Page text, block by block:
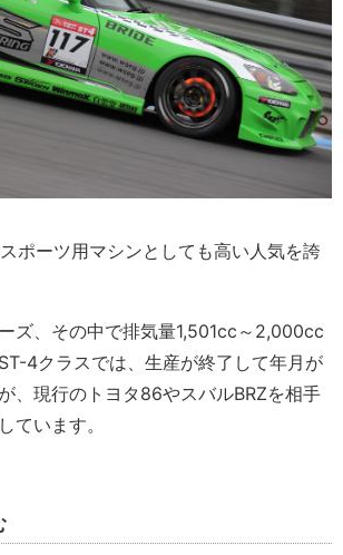
ポーツ用マシンとしても高い人気を誇
ズ、その中で排気量1,501cc～2,000cc
4クラスでは、生産が終了して年月が
、現行のトヨタ86やスバルBRZを相手
ています。